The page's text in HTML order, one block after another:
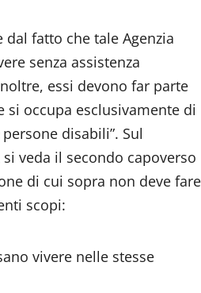
fatto che tale Agenzia
senza assistenza
essi devono far parte
si occupa esclusivamente di
disabili”. Sul
veda il secondo capoverso
di cui sopra non deve fare
scopi:
vivere nelle stesse